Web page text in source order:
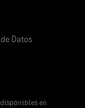
Datos
en